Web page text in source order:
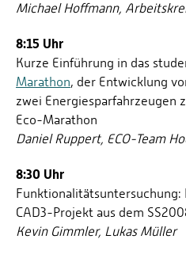
Michael Hoffmann,
8:15 Uhr
Kurze Einführung in das
Marathon, der Entwicklung
zwei Energiesparfahrzeugen
Eco-Marathon
Daniel Ruppert, ECO-Team
8:30 Uhr
Funktionalitätsuntersuchung:
CAD3-Projekt aus dem
Kevin Gimmler, Lukas Müller